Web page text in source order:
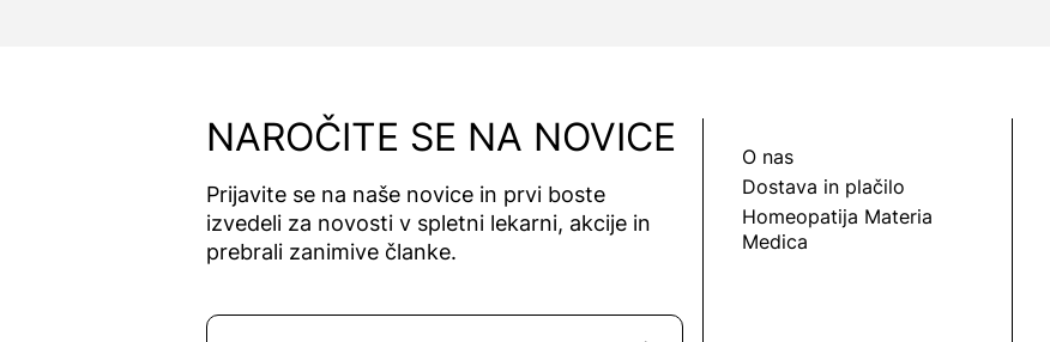
NAROČITE SE NA NOVICE
Prijavite se na naše novice in prvi boste
izvedeli za novosti v spletni lekarni, akcije in
prebrali zanimive članke.
Naročite se na novice
O nas
Dostava in plačilo
Homeopatija Materia
Medica